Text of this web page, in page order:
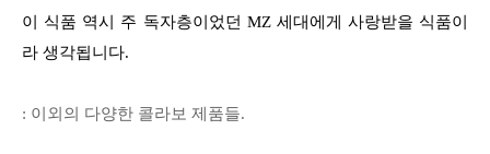
이 식품 역시 주 독자층이었던 MZ 세대에게 사랑받을 식품이
라 생각됩니다.
: 이외의 다양한 콜라보 제품들.